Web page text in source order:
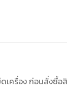
เครื่อง ก่อนสั่งซื้